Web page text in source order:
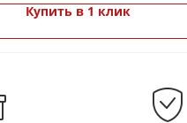
Купить в 1 клик